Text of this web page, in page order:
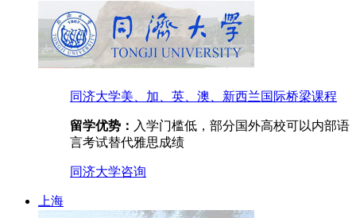
同济大学美、加、英、澳、新西兰国际桥梁课程
留学优势： 入学门槛低，部分国外高校可以内部语
言考试替代雅思成绩
同济大学咨询
上海